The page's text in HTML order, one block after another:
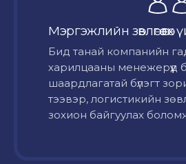
Мэргэжлийн зөвлөгөө
Бид танай компанийн
харилцааны менежерүүд
шаардлагатай бүлэгт
тээвэр, логистикийн
зохион байгуулах